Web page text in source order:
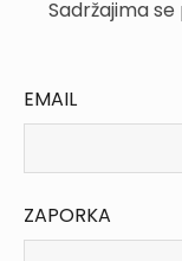
Sadržajima
EMAIL
ZAPORKA